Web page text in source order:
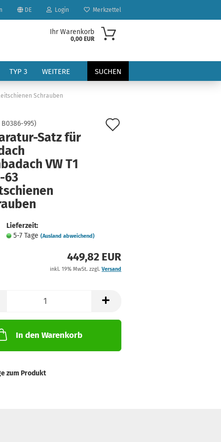
DE Login Merkzettel
Ihr Warenkorb
0,00 EUR
TYP 3 SUCHEN
WEITERE
Schrauben
B0386-995)
Satz für
VW T1
63
Lieferzeit:
5-7 Tage (Ausland abweichend)
449,82 EUR
inkl. 19% MwSt. zzgl. Versand
In den Warenkorb
zum Produkt